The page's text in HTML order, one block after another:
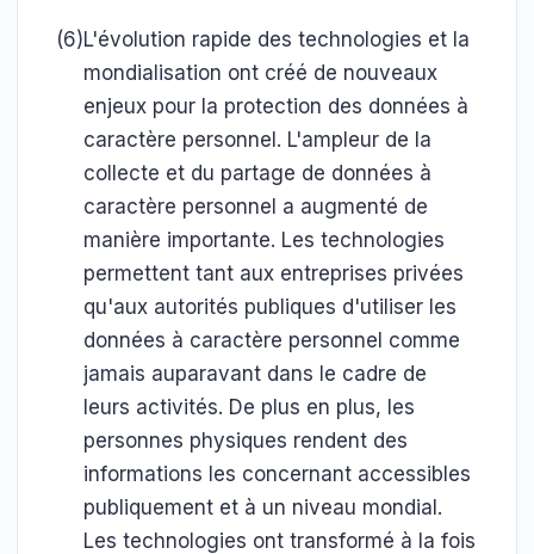
(6)L'évolution rapide des technologies et la
mondialisation ont créé de nouveaux
enjeux pour la protection des données à
caractère personnel. L'ampleur de la
collecte et du partage de données à
caractère personnel a augmenté de
manière importante. Les technologies
permettent tant aux entreprises privées
qu'aux autorités publiques d'utiliser les
données à caractère personnel comme
jamais auparavant dans le cadre de
leurs activités. De plus en plus, les
personnes physiques rendent des
informations les concernant accessibles
publiquement et à un niveau mondial.
Les technologies ont transformé à la fois